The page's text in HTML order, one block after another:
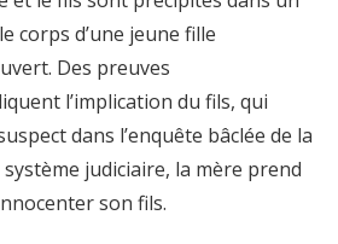
corps d’une jeune fille
Des preuves
l’implication du fils, qui
dans l’enquête bâclée de la
judiciaire, la mère prend
son fils.